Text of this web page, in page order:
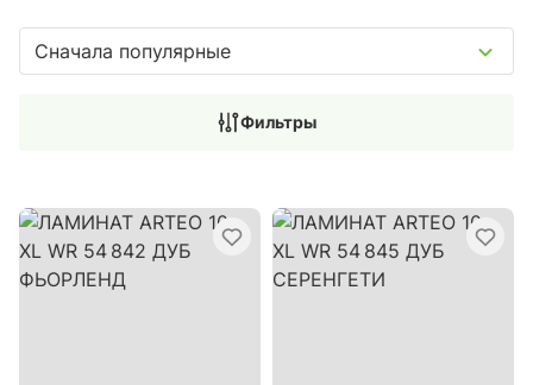
Сначала популярные
Фильтры